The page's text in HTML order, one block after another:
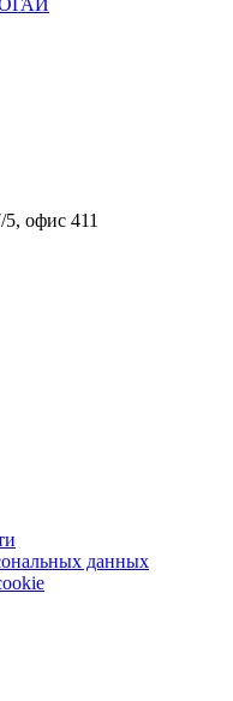
5, офис 411
данных